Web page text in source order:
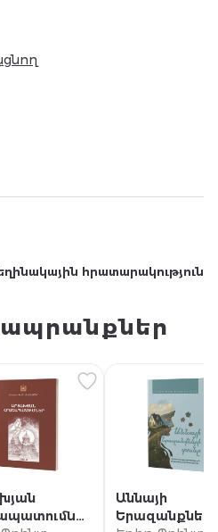
հրատարակություն
Աննայի
Երազանքների